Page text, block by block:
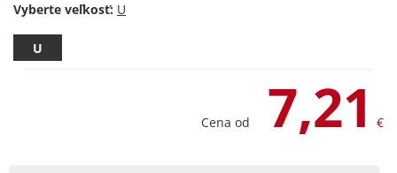
Vyberte veľkosť:
U
Cena od 7,21 €